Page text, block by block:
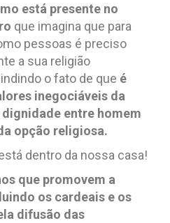
está presente no
que imagina que para
pessoas é preciso
a sua religião
o fato de que é
inegociáveis da
entre homem
opção religiosa.
dentro da nossa casa!
que promovem a
os cardeais e os
difusão das